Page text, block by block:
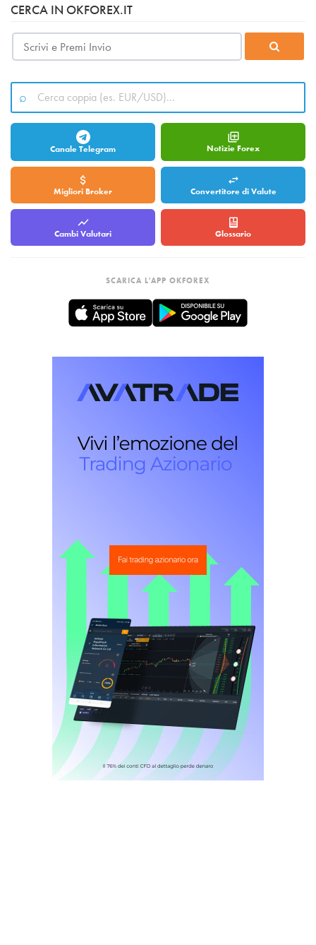
CERCA IN OKFOREX.IT
Canale Telegram Notizie Forex
Migliori Broker Convertitore di Valute
Cambi Valutari Glossario
SCARICA L'APP OKFOREX